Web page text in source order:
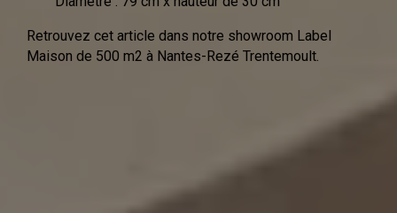
Retrouvez cet article dans notre showroom Label
Maison de 500 m2 à Nantes-Rezé Trentemoult.